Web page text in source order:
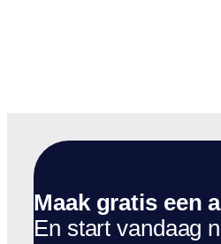
Maak gratis een
En start vandaag